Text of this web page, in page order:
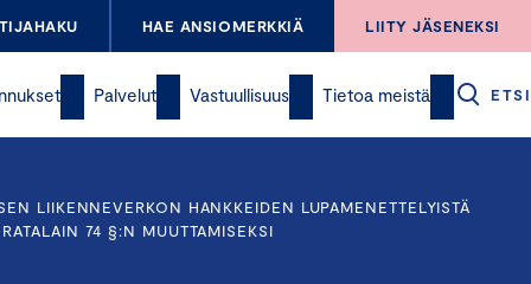
HAE ANSIOMERKKIÄ LIITY JÄSENEKSI
Palvelut Vastuullisuus Tietoa meistä ETSI
LIIKENNEVERKON HANKKEIDEN LUPAMENETTELYISTÄ
74 §:N MUUTTAMISEKSI